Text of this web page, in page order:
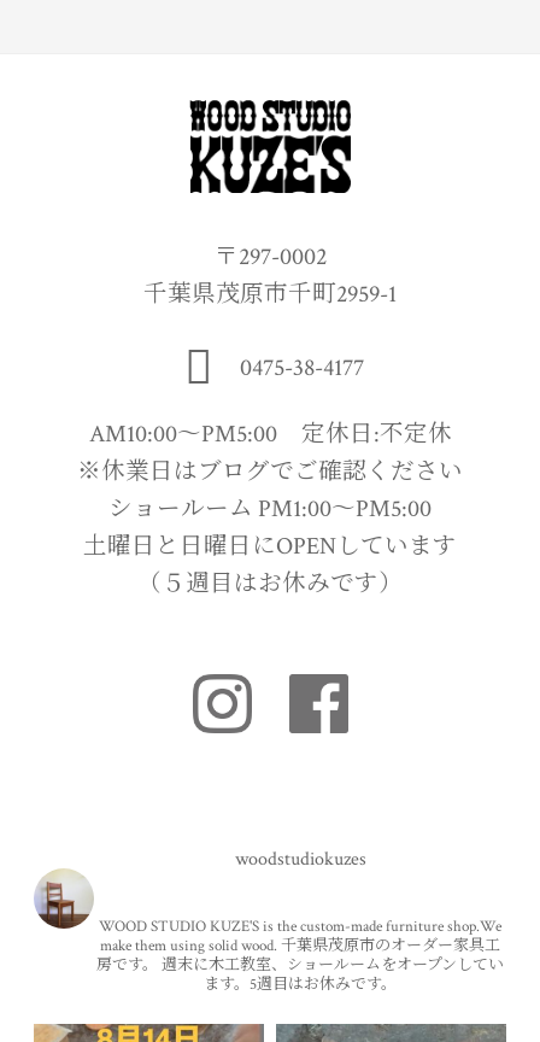
〒297-0002
千葉県茂原市千町2959-1
0475-38-4177
AM10:00〜PM5:00 定休日:不定休
※休業日はブログでご確認ください
ショールーム PM1:00〜PM5:00
土曜日と日曜日にOPENしています
（５週目はお休みです）
woodstudiokuzes
WOOD STUDIO KUZE'S is the custom-made furniture shop.We
make them using solid wood. 千葉県茂原市のオーダー家具工
房です。
週末に木工教室、ショールームをオープンしてい
ます。5週目はお休みです。